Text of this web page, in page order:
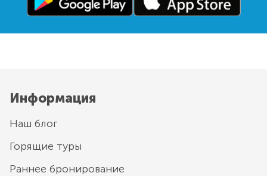
Информация
Наш блог
Горящие туры
Раннее бронирование